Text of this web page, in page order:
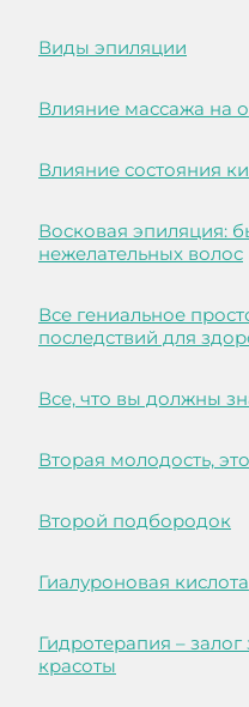
Виды эпиляции
Влияние массажа на
Влияние состояния
Восковая эпиляция:
нежелательных волос
Все гениальное
последствий для
Все, что вы должны
Вторая молодость,
Второй подбородок
Гиалуроновая кислота
Гидротерапия –
красоты